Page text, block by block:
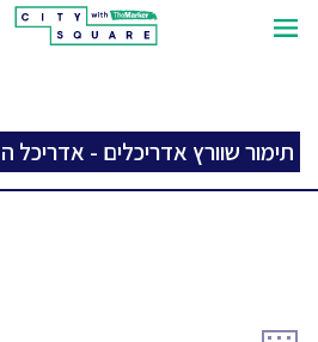
תימור שוורץ אדריכלים - אדריכל